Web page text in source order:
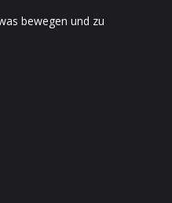
bewegen und zu